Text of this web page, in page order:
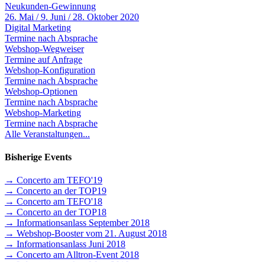
Neukunden-Gewinnung
26. Mai / 9. Juni / 28. Oktober 2020
Digital Marketing
Termine nach Absprache
Webshop-Wegweiser
Termine auf Anfrage
Webshop-Konfiguration
Termine nach Absprache
Webshop-Optionen
Termine nach Absprache
Webshop-Marketing
Termine nach Absprache
Alle Veranstaltungen...
Bisherige Events
→ Concerto am TEFO'19
→ Concerto an der TOP19
→ Concerto am TEFO'18
→ Concerto an der TOP18
→ Informationsanlass September 2018
→ Webshop-Booster vom 21. August 2018
→ Informationsanlass Juni 2018
→ Concerto am Alltron-Event 2018